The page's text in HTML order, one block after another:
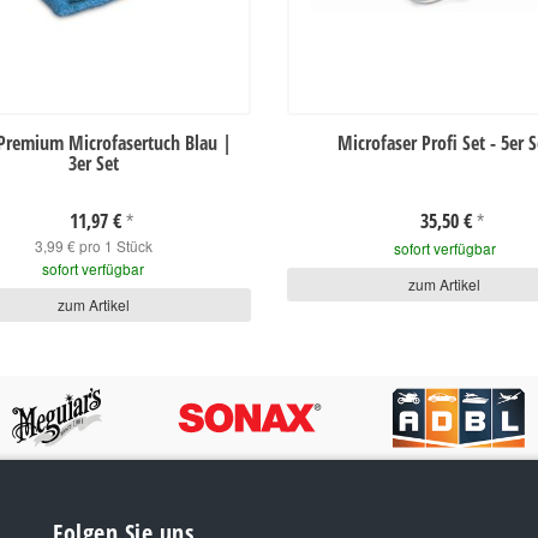
Microfasertuch Blau |
3er Set
11,97 € *
3,99 € pro 1 Stück
sofort verfügbar
zum Artikel
Microfaser Profi Set - 5er
35,50 € *
sofort verfügbar
zum Artikel